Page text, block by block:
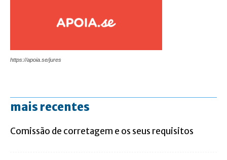
https://apoia.se/jures
mais recentes
Comissão de corretagem e os seus requisitos